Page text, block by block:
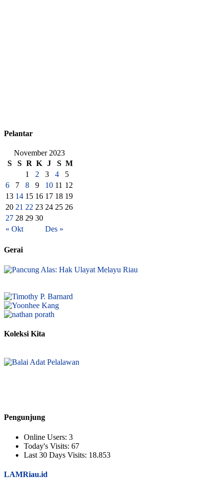
Pelantar
November 2023
S
S R K J S M
« Okt Des »
1 2 3 4
5
6
7 8 9 10 11 12
13 14 15 16 17 18 19
20 21 22 23 24 25 26
27 28 29 30
Gerai
Koleksi Kita
Pengunjung
Online Users: 3
Today's Visits: 67
Last 30 Days Visits: 18.853
LAMRiau.id